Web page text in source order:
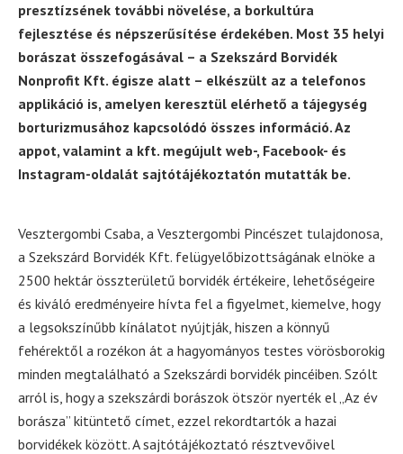
presztízsének további növelése, a borkultúra
fejlesztése és népszerűsítése érdekében. Most 35 helyi
borászat összefogásával – a Szekszárd Borvidék
Nonprofit Kft. égisze alatt – elkészült az a telefonos
applikáció is, amelyen keresztül elérhető a tájegység
borturizmusához kapcsolódó összes információ. Az
appot, valamint a kft. megújult web-, Facebook- és
Instagram-oldalát sajtótájékoztatón mutatták be.
Vesztergombi Csaba, a Vesztergombi Pincészet tulajdonosa,
a Szekszárd Borvidék Kft. felügyelőbizottságának elnöke a
2500 hektár összterületű borvidék értékeire, lehetőségeire
és kiváló eredményeire hívta fel a figyelmet, kiemelve, hogy
a legsokszínűbb kínálatot nyújtják, hiszen a könnyű
fehérektől a rozékon át a hagyományos testes vörösborokig
minden megtalálható a Szekszárdi borvidék pincéiben. Szólt
arról is, hogy a szekszárdi borászok ötször nyerték el „Az év
borásza” kitüntető címet, ezzel rekordtartók a hazai
borvidékek között. A sajtótájékoztató résztvevőivel